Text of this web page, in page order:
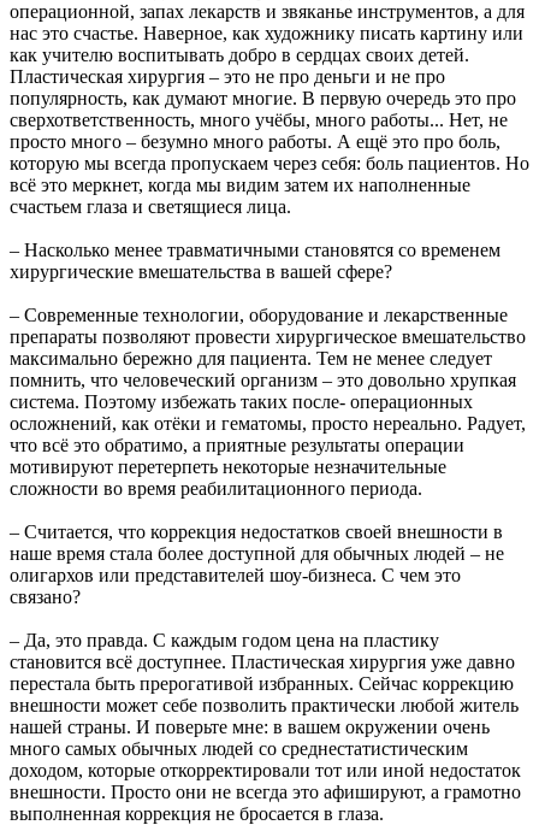
операционной, запах лекарств и звяканье инструментов, а для
нас это счастье. Наверное, как художнику писать картину или
как учителю воспитывать добро в сердцах своих детей.
Пластическая хирургия – это не про деньги и не про
популярность, как думают многие. В первую очередь это про
сверхответственность, много учёбы, много работы... Нет, не
просто много – безумно много работы. А ещё это про боль,
которую мы всегда пропускаем через себя: боль пациентов. Но
всё это меркнет, когда мы видим затем их наполненные
счастьем глаза и светящиеся лица.
– Насколько менее травматичными становятся со временем
хирургические вмешательства в вашей сфере?
– Современные технологии, оборудование и лекарственные
препараты позволяют провести хирургическое вмешательство
максимально бережно для пациента. Тем не менее следует
помнить, что человеческий организм – это довольно хрупкая
система. Поэтому избежать таких после- операционных
осложнений, как отёки и гематомы, просто нереально. Радует,
что всё это обратимо, а приятные результаты операции
мотивируют перетерпеть некоторые незначительные
сложности во время реабилитационного периода.
– Считается, что коррекция недостатков своей внешности в
наше время стала более доступной для обычных людей – не
олигархов или представителей шоу-бизнеса. С чем это
связано?
– Да, это правда. С каждым годом цена на пластику
становится всё доступнее. Пластическая хирургия уже давно
перестала быть прерогативой избранных. Сейчас коррекцию
внешности может себе позволить практически любой житель
нашей страны. И поверьте мне: в вашем окружении очень
много самых обычных людей со среднестатистическим
доходом, которые откорректировали тот или иной недостаток
внешности. Просто они не всегда это афишируют, а грамотно
выполненная коррекция не бросается в глаза.